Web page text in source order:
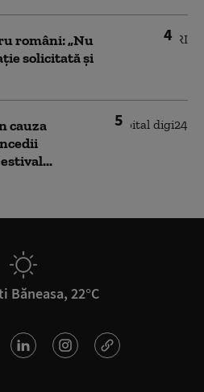
4
români: „Nu
solicitată și
5
cauza
Băneasa, 22°C